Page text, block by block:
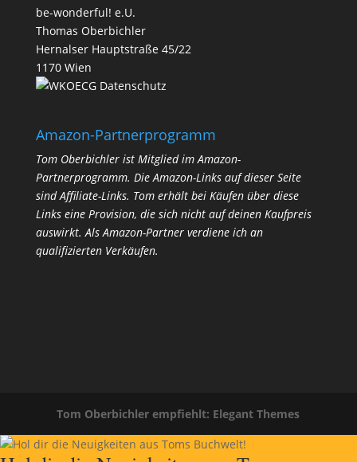
be-wonderful! e.U.
Thomas Oberbichler
Hernalser Hauptstraße 45/22
1170 Wien
Datenschutz
Amazon-Partnerprogramm
Tom Oberbichler ist Mitglied im Amazon-
Partnerprogramm. Die Amazon-Links auf dieser Seite
sind Affiliate-Links. Tom erhält bei Käufen über diese
Links eine Provision, die sich nicht auf deinen Kaufpreis
auswirkt.Als Amazon-Partner verdiene ich an
qualifizierten Verkäufen.
Tom Oberbichler empfiehlt: Elegant Themes